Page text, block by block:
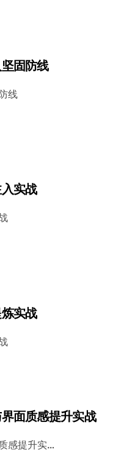
固防线
线
实战
实战
面质感提升实战
感提升实…